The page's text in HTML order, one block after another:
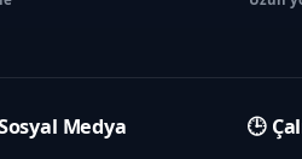
Sosyal Medya 🕒